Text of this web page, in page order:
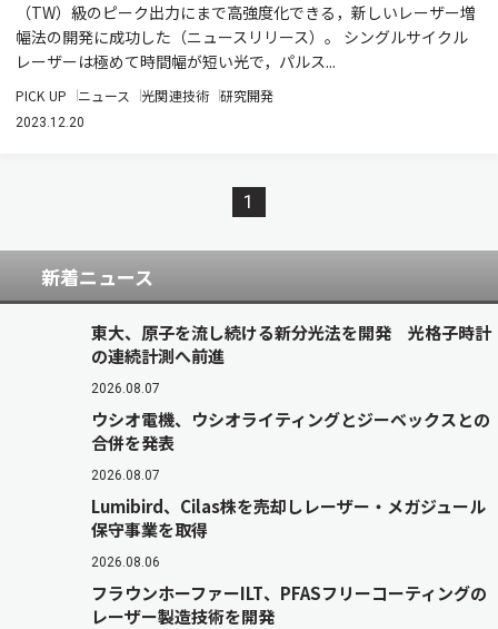
（TW）級のピーク出力にまで高強度化できる，新しいレーザー増
幅法の開発に成功した（ニュースリリース）。 シングルサイクル
レーザーは極めて時間幅が短い光で，パルス...
PICK UP ニュース 光関連技術 研究開発
2023.12.20
1
新着ニュース
東大、原子を流し続ける新分光法を開発 光格子時計
の連続計測へ前進
2026.08.07
ウシオ電機、ウシオライティングとジーベックスとの
合併を発表
2026.08.07
Lumibird、Cilas株を売却しレーザー・メガジュール
保守事業を取得
2026.08.06
フラウンホーファーILT、PFASフリーコーティングの
レーザー製造技術を開発